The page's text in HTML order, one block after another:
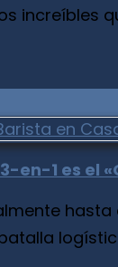
increíbles
en-1 es el